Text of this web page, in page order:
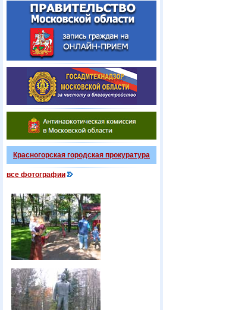
Красногорская городская прокуратура
все фотографии